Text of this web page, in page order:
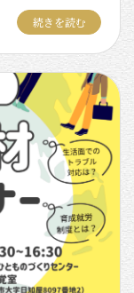
続きを読む